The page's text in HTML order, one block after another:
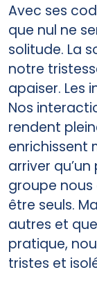
Avec ses
que nul ne
solitude. La
notre
apaiser. Les
Nos
rendent
enrichissent
arriver
groupe nous
être seuls.
autres et
pratique,
tristes et